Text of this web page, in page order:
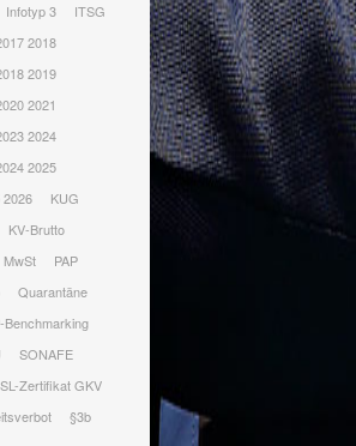
Infotyp 3
ITSG
2018
2019
2021
2024
2025
KUG
KV-Brutto
MwSt
PAP
Quarantäne
Benchmarking
SONAFE
Zertifikat GKV
§3b